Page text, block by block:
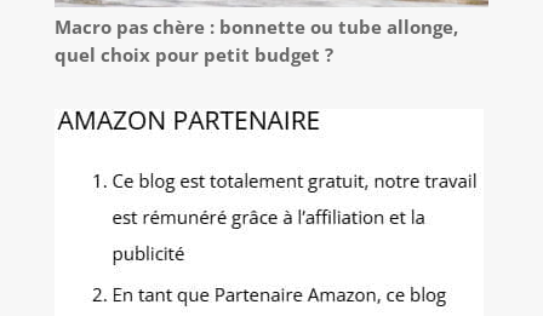
Macro pas chère : bonnette ou tube allonge,
quel choix pour petit budget ?